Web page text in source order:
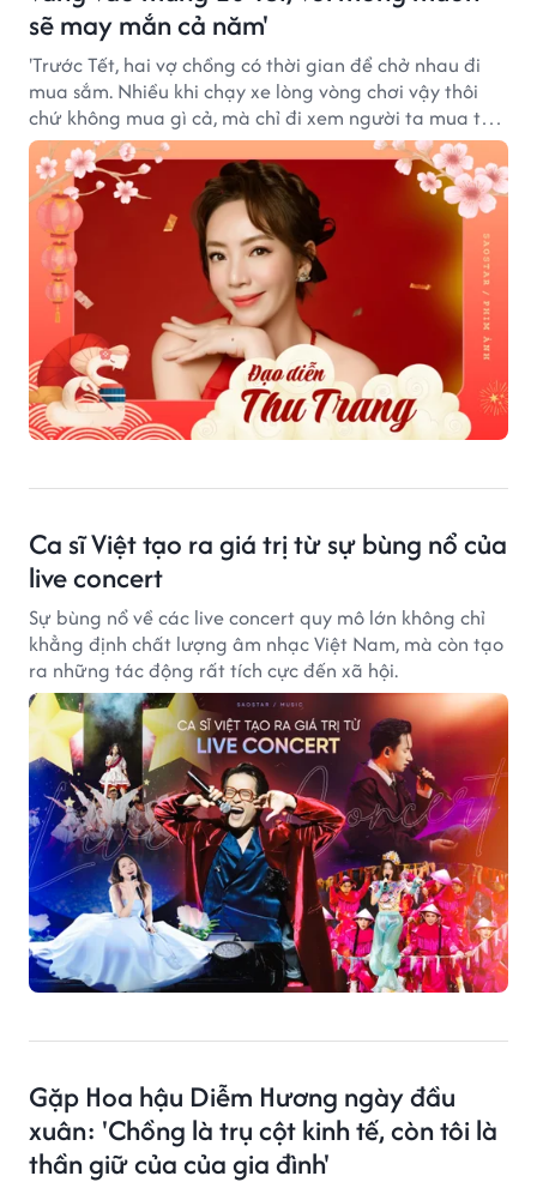
sẽ may mắn cả năm'
'Trước Tết, hai vợ chồng có thời gian để chở nhau đi
mua sắm. Nhiều khi chạy xe lòng vòng chơi vậy thôi
chứ không mua gì cả, mà chỉ đi xem người ta mua thôi
cũng thấy đủ vui rồi', Thu Trang chia sẻ.
Ca sĩ Việt tạo ra giá trị từ sự bùng nổ của
live concert
Sự bùng nổ về các live concert quy mô lớn không chỉ
khẳng định chất lượng âm nhạc Việt Nam, mà còn tạo
ra những tác động rất tích cực đến xã hội.
Gặp Hoa hậu Diễm Hương ngày đầu
xuân: 'Chồng là trụ cột kinh tế, còn tôi là
thần giữ của của gia đình'